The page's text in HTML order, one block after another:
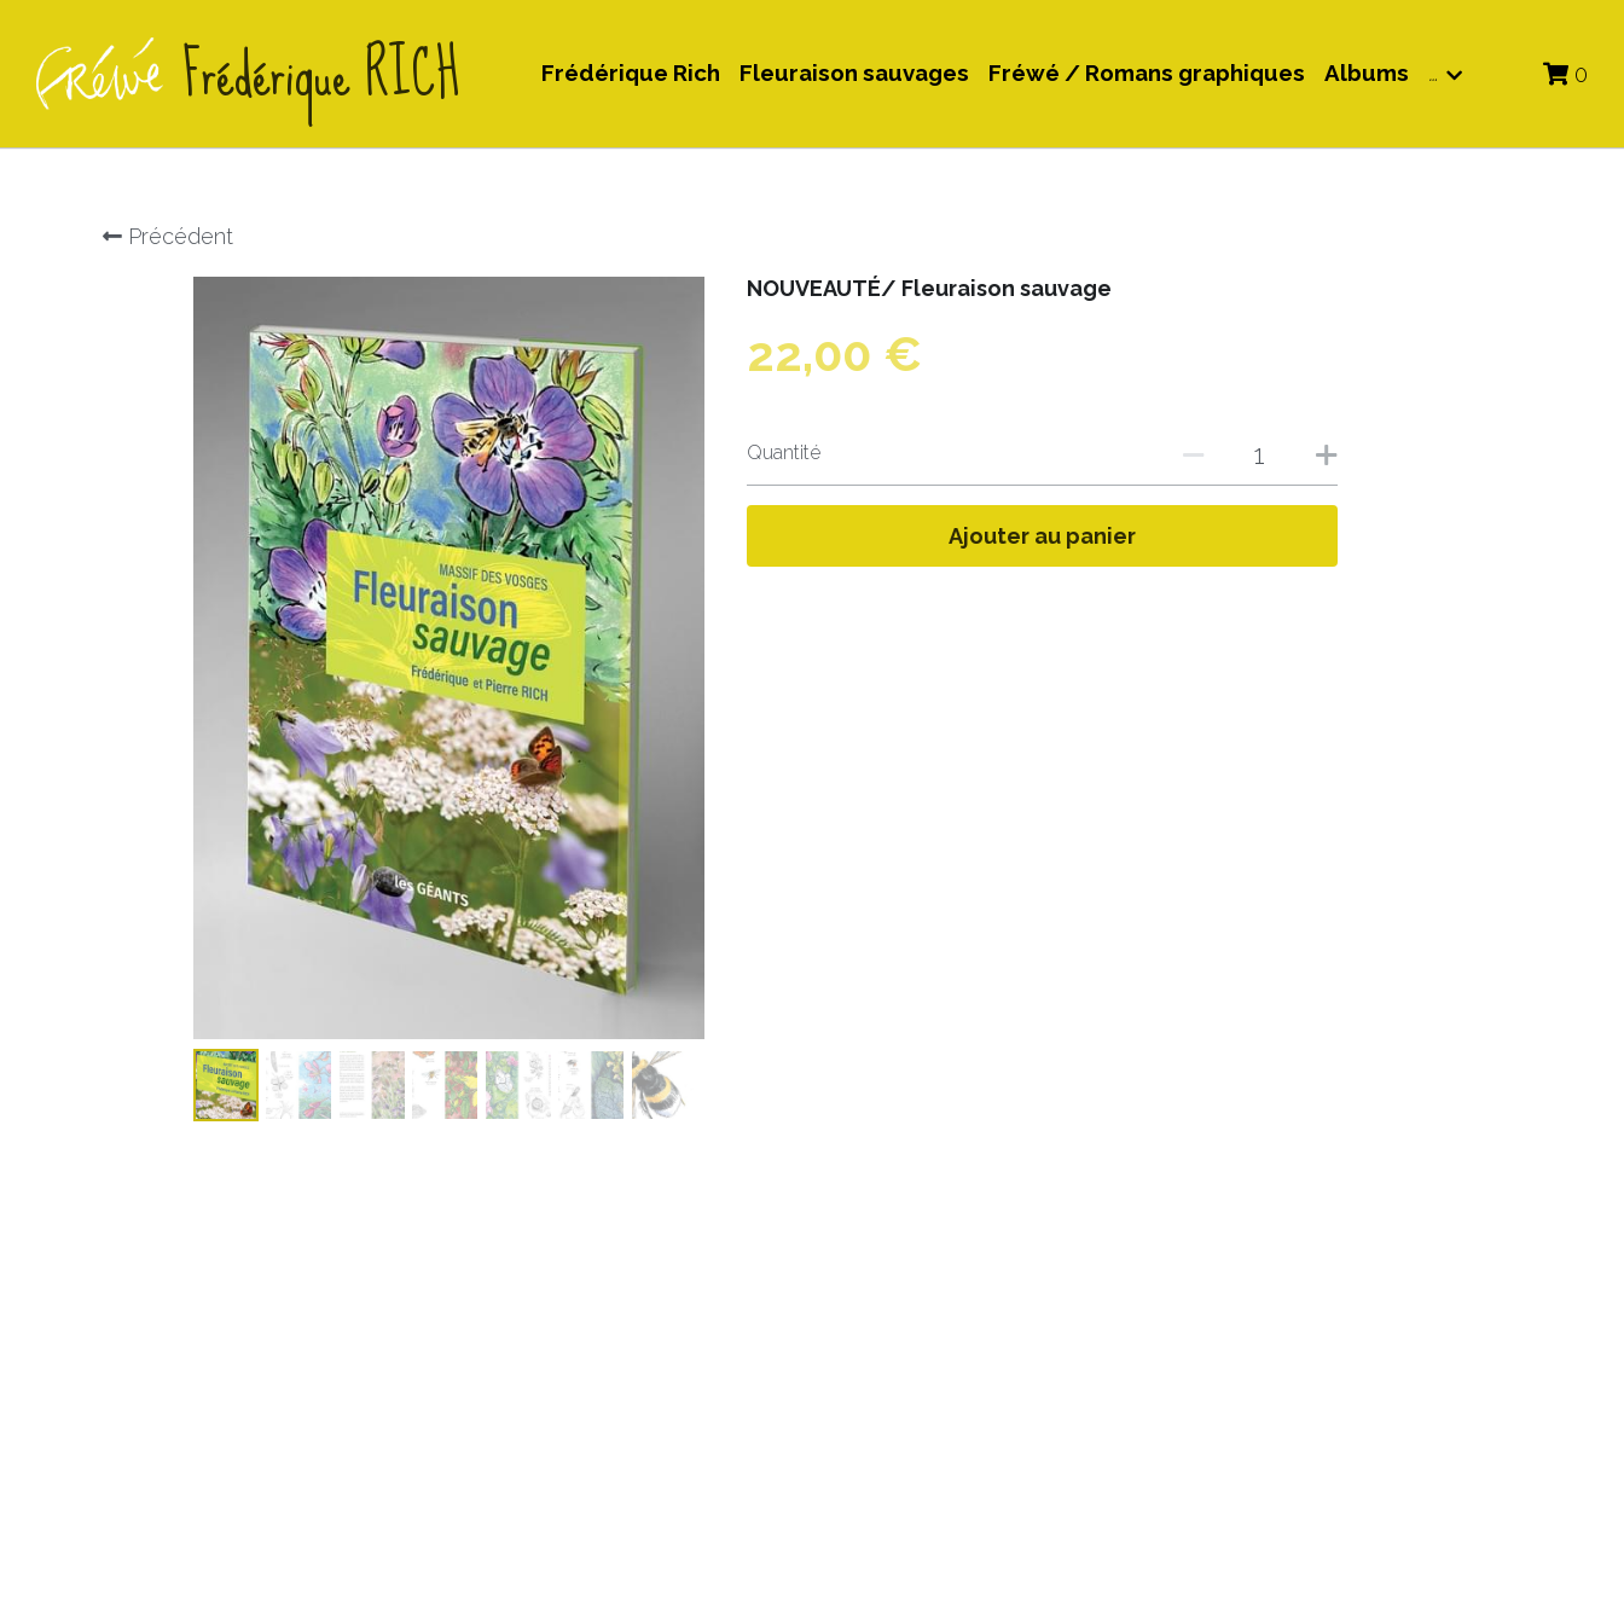
Frédérique RICH Frédérique Rich Fleuraison sauvages Fréwé / Romans graphiques Albums … 0
Précédent
NOUVEAUTÉ/ Fleuraison sauvage
22,00 €
Quantité
Ajouter au panier